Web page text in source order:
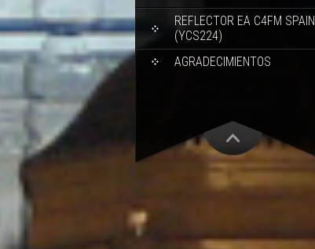
REFLECTOR EA C4FM SPAIN
(YCS224)
AGRADECIMIENTOS